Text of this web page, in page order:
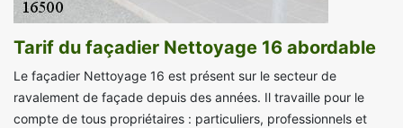
Tarif du façadier Nettoyage 16 abordable
Le façadier Nettoyage 16 est présent sur le secteur de
ravalement de façade depuis des années. Il travaille pour le
compte de tous propriétaires : particuliers, professionnels et